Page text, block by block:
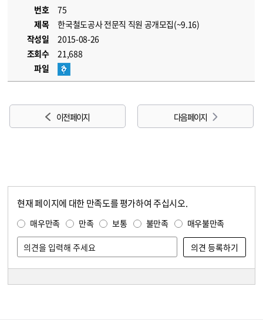
번호
75
제목
한국철도공사 전문직 직원 공개모집(~9.16)
작성일
2015-08-26
조회수
21,688
파일
이전 페이지 다음 페이지
현재 페이지에 대한 만족도를 평가하여 주십시오.
매우만족 만족 보통 불만족 매우불만족